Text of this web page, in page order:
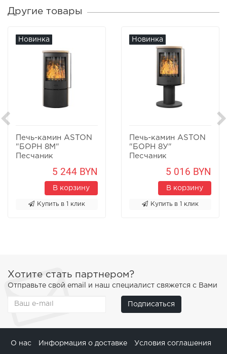
Другие товары
Новинка
Печь-камин ASTON
"БОРН 8М"
Песчаник
5 244 BYN
В корзину
Купить в 1 клик
Новинка
Печь-камин ASTON
"БОРН 8У"
Песчаник
5 016 BYN
В корзину
Купить в 1 клик
Хотите стать партнером?
Отправьте свой email и наш специалист свяжется с Вами
Подписаться
О нас Информация о доставке Условия соглашения